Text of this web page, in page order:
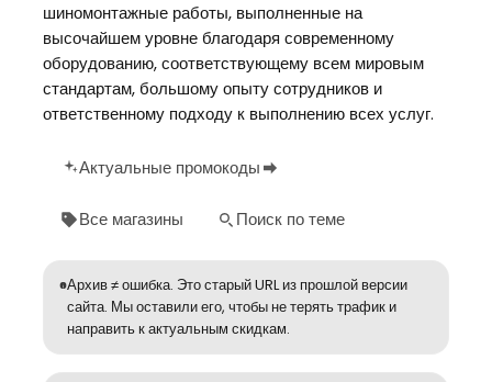
шиномонтажные работы, выполненные на
высочайшем уровне благодаря современному
оборудованию, соответствующему всем мировым
стандартам, большому опыту сотрудников и
ответственному подходу к выполнению всех услуг.
Актуальные промокоды
Все магазины Поиск по теме
Архив ≠ ошибка. Это старый URL из прошлой версии
сайта. Мы оставили его, чтобы не терять трафик и
направить к актуальным скидкам.